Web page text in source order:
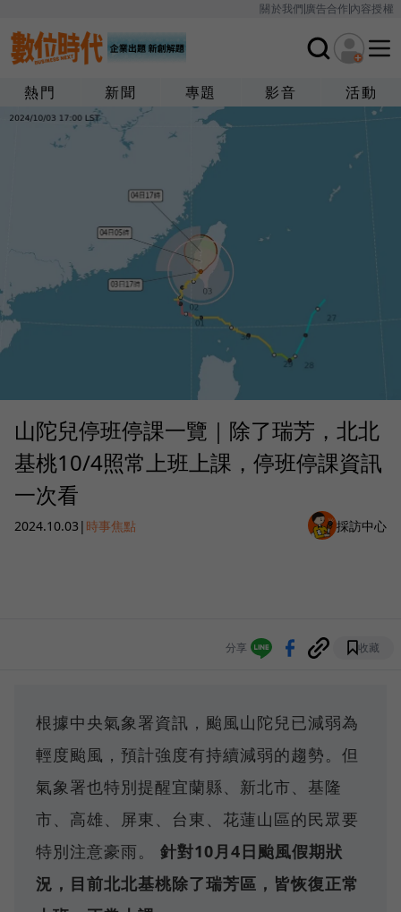
關於我們廣告合作內容授權
熱門 新聞 專題 影音 活動
山陀兒停班停課一覽｜除了瑞芳，北北
基桃10/4照常上班上課，停班停課資訊
一次看
2024.10.03 | 時事焦點 採訪中心
分享 收藏
根據中央氣象署資訊，颱風山陀兒已減弱為
輕度颱風，預計強度有持續減弱的趨勢。但
氣象署也特別提醒宜蘭縣、新北市、基隆
市、高雄、屏東、台東、花蓮山區的民眾要
特別注意豪雨。 針對10月4日颱風假期狀
況，目前北北基桃除了瑞芳區，皆恢復正常